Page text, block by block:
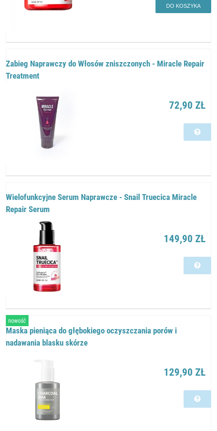
DO KOSZYKA
Zabieg Naprawczy do Włosów zniszczonych - Miracle Repair
Treatment
72,90 ZŁ
Wielofunkcyjne Serum Naprawcze - Snail Truecica Miracle
Repair Serum
149,90 ZŁ
Maska ​​pieniąca do głębokiego oczyszczania porów i
nadawania blasku skórze
129,90 ZŁ
nowość